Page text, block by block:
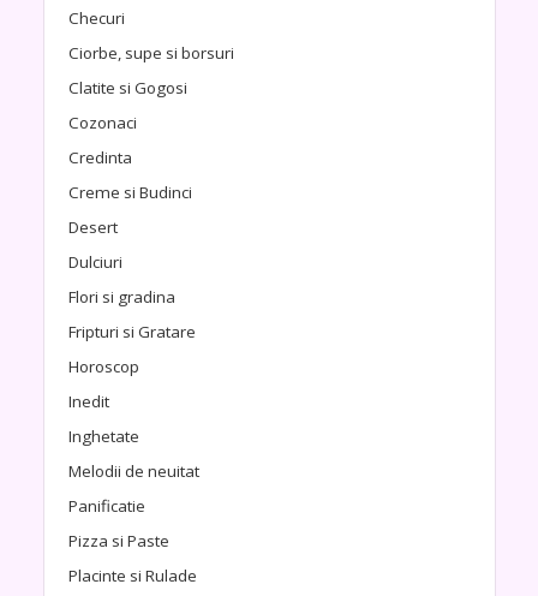
Checuri
Ciorbe, supe si borsuri
Clatite si Gogosi
Cozonaci
Credinta
Creme si Budinci
Desert
Dulciuri
Flori si gradina
Fripturi si Gratare
Horoscop
Inedit
Inghetate
Melodii de neuitat
Panificatie
Pizza si Paste
Placinte si Rulade